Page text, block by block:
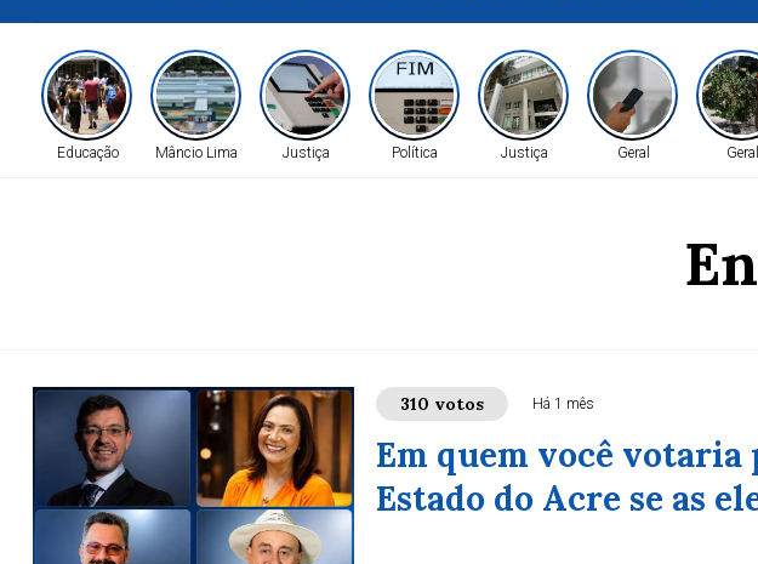
Educação Mâncio Lima Justiça Política Justiça Geral Geral
310 votos Há 1 mês
Em quem você votaria
Estado do Acre se as